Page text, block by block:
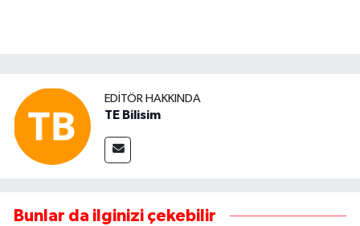
EDITÖR HAKKINDA
TE Bilisim
Bunlar da ilginizi çekebilir